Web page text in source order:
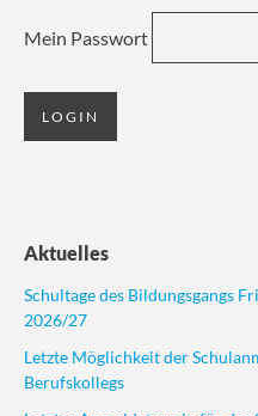
Mein Passwort
Aktuelles
Schultage des Bildungsgangs
2026/27
Letzte Möglichkeit der
Berufskollegs